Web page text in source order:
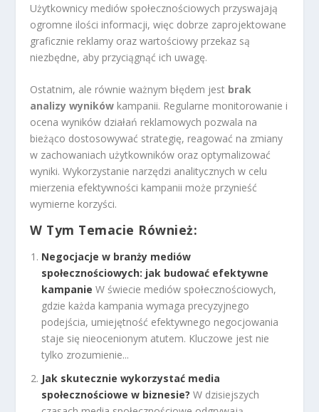
Użytkownicy mediów społecznościowych przyswajają
ogromne ilości informacji, więc dobrze zaprojektowane
graficznie reklamy oraz wartościowy przekaz są
niezbędne, aby przyciągnąć ich uwagę.
Ostatnim, ale równie ważnym błędem jest brak
analizy wyników kampanii. Regularne monitorowanie i
ocena wyników działań reklamowych pozwala na
bieżąco dostosowywać strategię, reagować na zmiany
w zachowaniach użytkowników oraz optymalizować
wyniki. Wykorzystanie narzędzi analitycznych w celu
mierzenia efektywności kampanii może przynieść
wymierne korzyści.
W Tym Temacie Również:
Negocjacje w branży mediów
społecznościowych: jak budować efektywne
kampanie W świecie mediów społecznościowych,
gdzie każda kampania wymaga precyzyjnego
podejścia, umiejętność efektywnego negocjowania
staje się nieocenionym atutem. Kluczowe jest nie
tylko zrozumienie...
Jak skutecznie wykorzystać media
społecznościowe w biznesie? W dzisiejszych